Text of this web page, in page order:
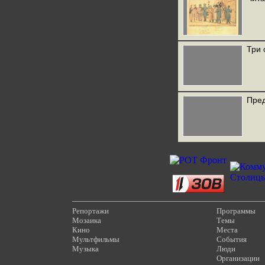
Три
Репортажи
Мозаика
Кино
Мультфильмы
Музыка
Программы
Темы
Места
События
Люди
Организации